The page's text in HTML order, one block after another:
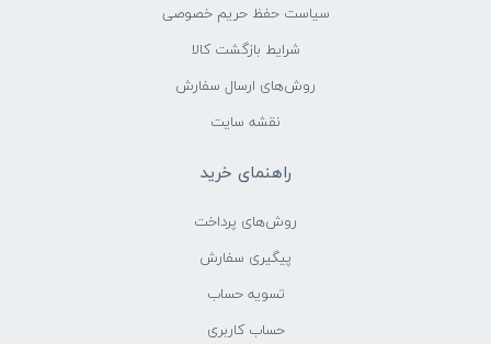
سیاست حفظ حریم خصوصی
شرایط بازگشت کالا
روش‌های ارسال سفارش
نقشه سایت
راهنمای خرید
روش‌های پرداخت
پیگیری سفارش
تسویه حساب
حساب کاربری